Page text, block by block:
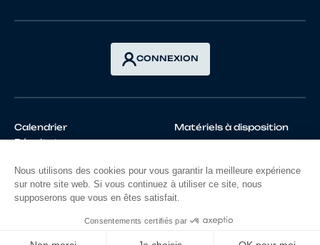
CONNEXION
Calendrier
Matériels à disposition
Résultats
Mentions légales
Politique de confidentialités